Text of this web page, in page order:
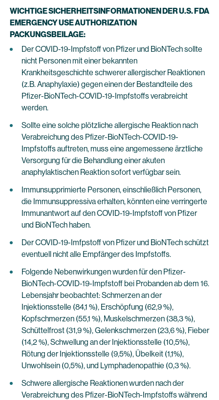
WICHTIGE SICHERHEITSINFORMATIONEN DER U.S. FDA
EMERGENCY USE AUTHORIZATION
PACKUNGSBEILAGE:
Der COVID-19-Impfstoff von Pfizer und BioNTech sollte
nicht Personen mit einer bekannten
Krankheitsgeschichte schwerer allergischer Reaktionen
(z.B. Anaphylaxie) gegen einen der Bestandteile des
Pfizer-BioNTech-COVID-19-Impfstoffs verabreicht
werden.
Sollte eine solche plötzliche allergische Reaktion nach
Verabreichung des Pfizer-BioNTech-COVID-19-
Impfstoffs auftreten, muss eine angemessene ärztliche
Versorgung für die Behandlung einer akuten
anaphylaktischen Reaktion sofort verfügbar sein.
Immunsupprimierte Personen, einschließlich Personen,
die Immunsuppressiva erhalten, könnten eine verringerte
Immunantwort auf den COVID-19-Impfstoff von Pfizer
und BioNTech haben.
Der COVID-19-Imfpstoff von Pfizer und BioNTech schützt
eventuell nicht alle Empfänger des Impfstoffs.
Folgende Nebenwirkungen wurden für den Pfizer-
BioNTech-COVID-19-Impfstoff bei Probanden ab dem 16.
Lebensjahr beobachtet: Schmerzen an der
Injektionsstelle (84,1 %), Erschöpfung (62,9 %),
Kopfschmerzen (55,1 %), Muskelschmerzen (38,3 %),
Schüttelfrost (31,9 %), Gelenkschmerzen (23,6 %), Fieber
(14,2 %), Schwellung an der Injektionsstelle (10,5%),
Rötung der Injektionsstelle (9,5%), Übelkeit (1,1%),
Unwohlsein (0,5%), und Lymphadenopathie (0,3 %).
Schwere allergische Reaktionen wurden nach der
Verabreichung des Pfizer-BioNTech-Impfstoffs während